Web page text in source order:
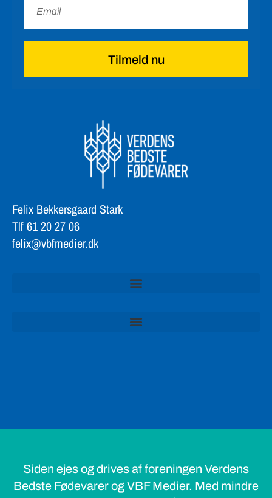
Tilmeld nu
Felix Bekkersgaard Stark
Tlf 61 20 27 06
felix@vbfmedier.dk
Siden ejes og drives af foreningen Verdens
Bedste Fødevarer og VBF Medier. Med mindre